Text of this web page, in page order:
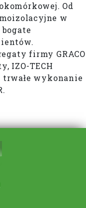
Od
w
firmy GRACO
IZO-TECH
wykonanie